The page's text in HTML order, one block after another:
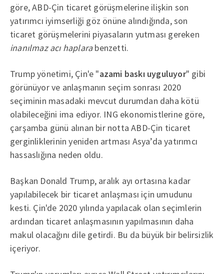
göre, ABD-Çin ticaret görüşmelerine ilişkin son
yatırımcı iyimserliği göz önüne alındığında, son
ticaret görüşmelerini piyasaların yutması gereken
inanılmaz acı haplarabenzetti.
Trump yönetimi, Çin'e "azami baskı uyguluyor" gibi
görünüyor ve anlaşmanın seçim sonrası 2020
seçiminin masadaki mevcut durumdan daha kötü
olabileceğini ima ediyor. ING ekonomistlerine göre,
çarşamba günü alınan bir notta ABD-Çin ticaret
gerginliklerinin yeniden artması Asya’da yatırımcı
hassaslığına neden oldu.
Başkan Donald Trump, aralık ayı ortasına kadar
yapılabilecek bir ticaret anlaşması için umudunu
kesti. Çin'de 2020 yılında yapılacak olan seçimlerin
ardından ticaret anlaşmasının yapılmasının daha
makul olacağını dile getirdi. Bu da büyük bir belirsizlik
içeriyor.